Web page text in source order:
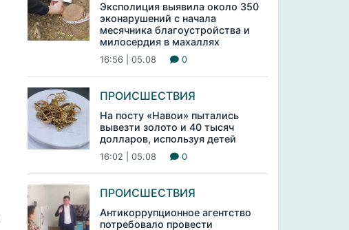
Эксполиция выявила около 350
эконарушений с начала
месячника благоустройства и
милосердия в махаллях
16:56 | 05.08 0
ПРОИСШЕСТВИЯ
На посту «Навои» пытались
вывезти золото и 40 тысяч
долларов, используя детей
16:02 | 05.08 0
ПРОИСШЕСТВИЯ
Антикоррупционное агентство
потребовало провести